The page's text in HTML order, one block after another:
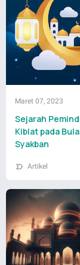
Maret 07, 2023
Sejarah
Kiblat pada
Syakban
Artikel